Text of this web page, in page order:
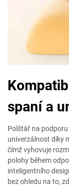
spaní a
Polštář na
univerzálnost díky
čímž vyhovuje
polohy během
inteligentního
bez ohledu na to,